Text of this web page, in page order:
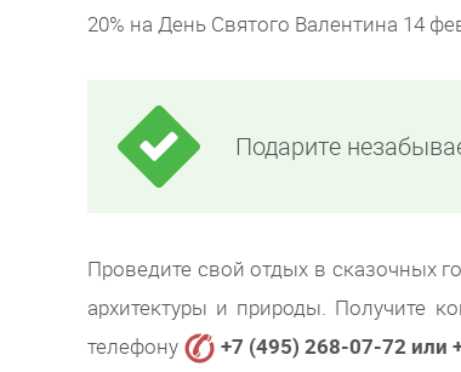
20% на День Святого Валентина 14
Подарите
Проведите свой отдых в сказочных
архитектуры и природы. Получите
телефону
+7 (495) 268-07-72 или